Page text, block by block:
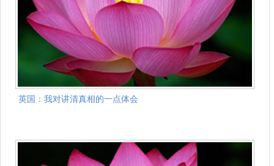
英国：我对讲清真相的一点体会